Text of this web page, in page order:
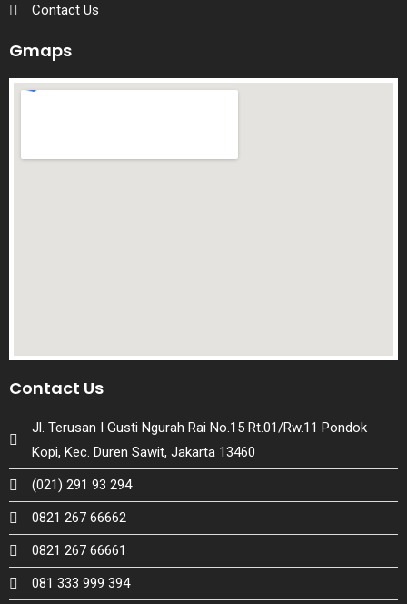
Contact Us
Gmaps
Contact Us
Jl. Terusan I Gusti Ngurah Rai No.15 Rt.01/Rw.11 Pondok
Kopi, Kec. Duren Sawit, Jakarta 13460
(021) 291 93 294
0821 267 66662
0821 267 66661
081 333 999 394